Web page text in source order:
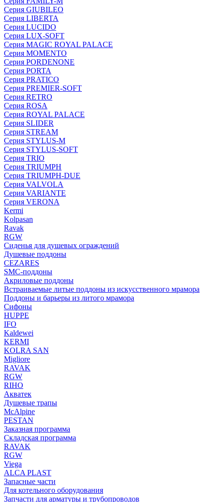
Серия GIUBILEO
Серия LIBERTA
Серия LUCIDO
Серия LUX-SOFT
Серия MAGIC ROYAL PALACE
Серия MOMENTO
Серия PORDENONE
Серия PORTA
Серия PRATICO
Серия PREMIER-SOFT
Серия RETRO
Серия ROSA
Серия ROYAL PALACE
Серия SLIDER
Серия STREAM
Серия STYLUS-M
Серия STYLUS-SOFT
Серия TRIO
Серия TRIUMPH
Серия TRIUMPH-DUE
Серия VALVOLA
Серия VARIANTE
Серия VERONA
Kermi
Kolpasan
Ravak
RGW
Сиденья для душевых ограждений
Душевые поддоны
CEZARES
SMC-поддоны
Акриловые поддоны
Встраиваемые литые поддоны из искусственного мрамора
Поддоны и барьеры из литого мрамора
Сифоны
HUPPE
IFO
Kaldewei
KERMI
KOLRA SAN
Migliore
RAVAK
RGW
RIHO
Акватек
Душевые трапы
McAlpine
PESTAN
Заказная программа
Складская программа
RAVAK
RGW
Viega
АLCA PLAST
Запасные части
Для котельного оборудования
Запчасти для арматуры и трубопроводов